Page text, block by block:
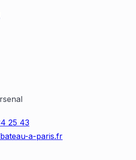
25 43
a-paris.fr